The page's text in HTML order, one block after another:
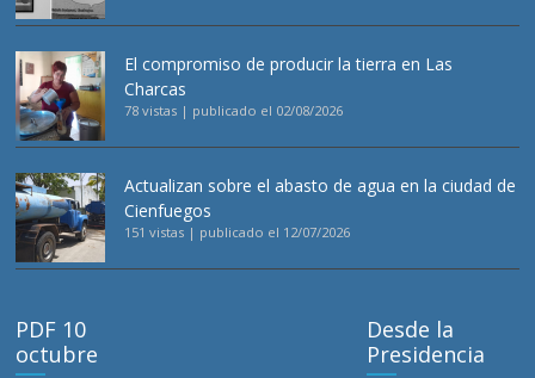
El compromiso de producir la tierra en Las
Charcas
78 vistas | publicado el 02/08/2026
Actualizan sobre el abasto de agua en la ciudad de
Cienfuegos
151 vistas | publicado el 12/07/2026
PDF 10
octubre
Desde la
Presidencia